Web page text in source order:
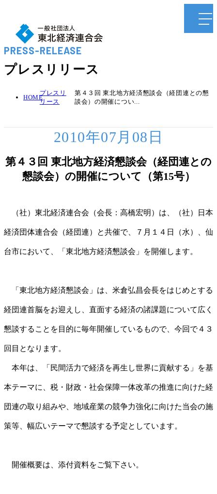
PRESS-RELEASE
プレスリリース
HOME
プレスリ
リース
第４３回 東北地方経済懇談会（経団連との懇
談会）の開催につい...
2010年07月08日
第４３回 東北地方経済懇談会（経団連との
懇談会）の開催について（第15号）
（社）東北経済連合会（会長：高橋宏明）は、（社）日本
経済団体連合会（経団連）と共催で、７月１４日（水）、仙
台市において、「東北地方経済懇談会」を開催します。
「東北地方経済懇談会」は、米倉弘昌会長をはじめとする
経団連首脳をお迎えし、直面する経済の諸課題について広く
懇談することを目的に毎年開催しているもので、今回で４３
回目となります。
本年は、「民間活力で経済を再生し世界に貢献する」を基
本テーマに、税・財政・社会保障一体改革の推進に向けた経
団連の取り組みや、地域産業の競争力強化に向けた当会の施
策等、幅広いテーマで懇談する予定としています。
開催概要は、添付資料をご覧下さい。